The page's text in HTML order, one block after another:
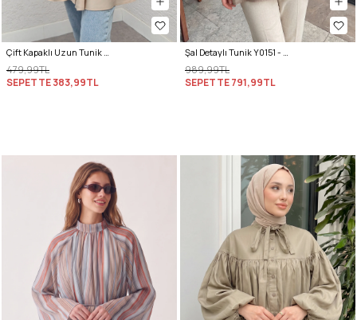
Çift Kapaklı Uzun Tunik 2277 - BEJ
479,99TL
SEPETTE383,99TL
Şal Detaylı Tunik Y0151 - VİZON
989,99TL
SEPETTE791,99TL